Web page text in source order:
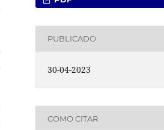
PUBLICADO
30-04-2023
COMO CITAR